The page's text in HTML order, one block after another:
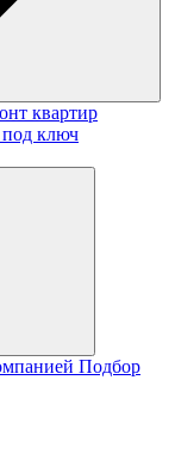
квартир
ключ
Подбор